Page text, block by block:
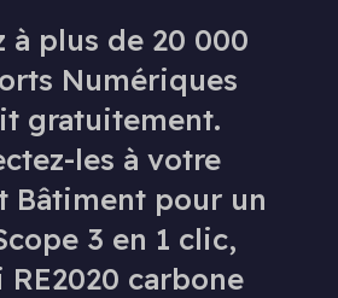
à plus de 20 000
Numériques
gratuitement.
les à votre
Bâtiment pour un
3 en 1 clic,
carbone